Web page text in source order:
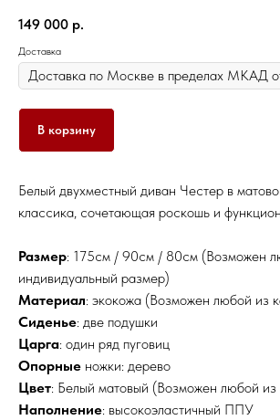
149 000 р.
Доставка
В корзину
Белый двухместный диван Честер в
классика, сочетающая роскошь и
Размер: 175см / 90см / 80см (Возможен
индивидуальный размер)
Материал: экокожа (Возможен любой из
Сиденье: две подушки
Царга: один ряд пуговиц
Опорные ножки: дерево
Цвет: Белый матовый (Возможен любой из
Наполнение: высокоэластичный ППУ